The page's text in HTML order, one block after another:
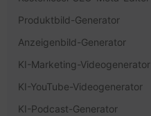
Produktbild-Generator
Anzeigenbild-Generator
KI-Marketing-Videogenerator
KI-YouTube-Videogenerator
KI-Podcast-Generator